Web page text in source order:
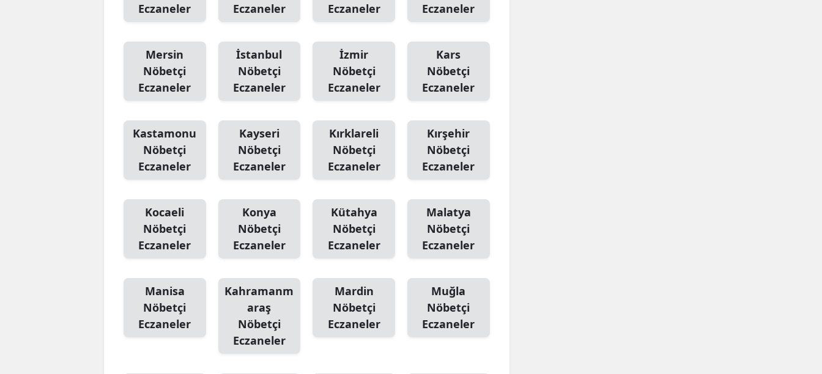
Eczaneler
Eczaneler
Eczaneler
Eczaneler
Mersin
Nöbetçi
Eczaneler
İstanbul
Nöbetçi
Eczaneler
İzmir
Nöbetçi
Eczaneler
Kars
Nöbetçi
Eczaneler
Kastamonu
Nöbetçi
Eczaneler
Kayseri
Nöbetçi
Eczaneler
Kırklareli
Nöbetçi
Eczaneler
Kırşehir
Nöbetçi
Eczaneler
Kocaeli
Nöbetçi
Eczaneler
Konya
Nöbetçi
Eczaneler
Kütahya
Nöbetçi
Eczaneler
Malatya
Nöbetçi
Eczaneler
Manisa
Nöbetçi
Eczaneler
Kahramanm
araş
Nöbetçi
Eczaneler
Mardin
Nöbetçi
Eczaneler
Muğla
Nöbetçi
Eczaneler